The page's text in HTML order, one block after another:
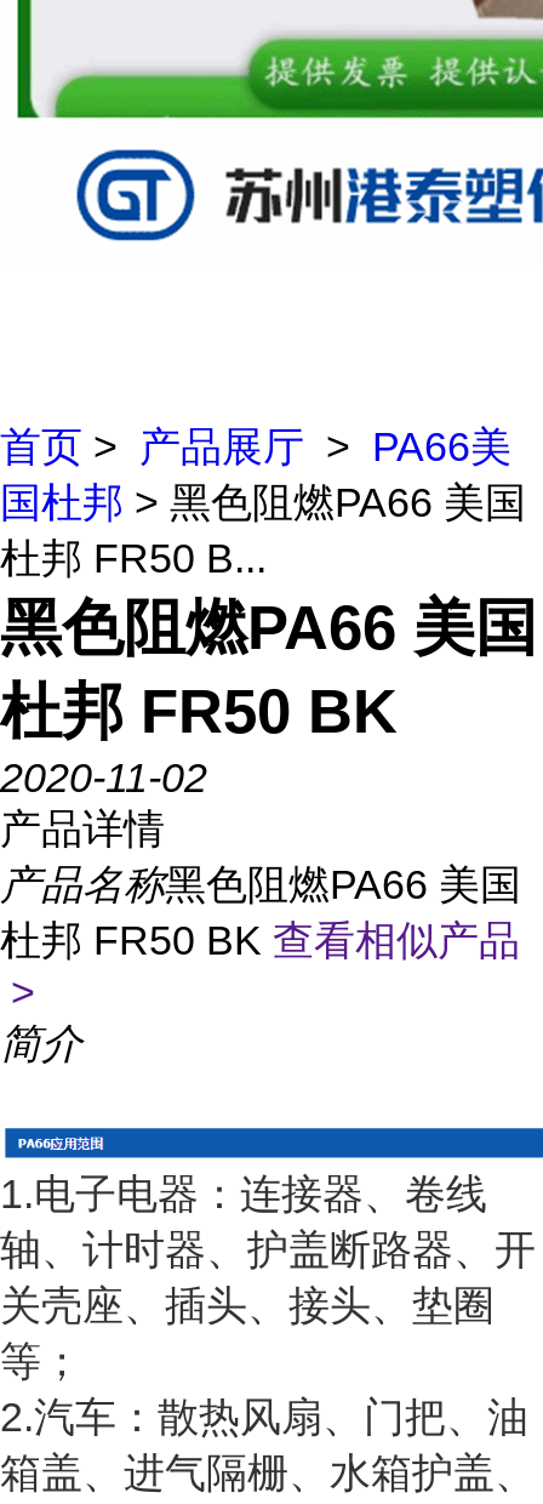
首页 > 产品展厅 > PA66美
国杜邦 > 黑色阻燃PA66 美国
杜邦 FR50 B...
黑色阻燃PA66 美国
杜邦 FR50 BK
2020-11-02
产品详情
产品名称黑色阻燃PA66 美国
杜邦 FR50 BK 查看相似产品
>
简介
1.电子电器：连接器、卷线
轴、计时器、护盖断路器、开
关壳座、插头、接头、垫圈
等；
2.汽车：散热风扇、门把、油
箱盖、进气隔栅、水箱护盖、